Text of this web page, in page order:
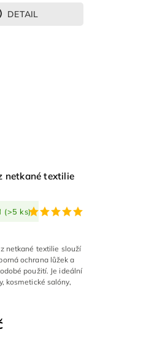
DETAIL
netkané textilie
(>5 ks)
netkané textilie slouží
ochrana lůžek a
použití. Je ideální
kosmetické salóny,